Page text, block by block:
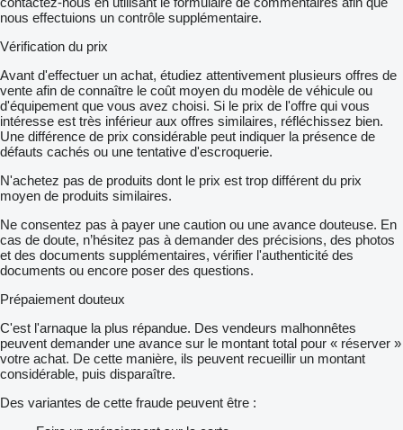
nous effectuions un contrôle supplémentaire.
Vérification du prix
Avant d'effectuer un achat, étudiez attentivement plusieurs offres de
vente afin de connaître le coût moyen du modèle de véhicule ou
d'équipement que vous avez choisi. Si le prix de l'offre qui vous
intéresse est très inférieur aux offres similaires, réfléchissez bien.
Une différence de prix considérable peut indiquer la présence de
défauts cachés ou une tentative d'escroquerie.
N'achetez pas de produits dont le prix est trop différent du prix
moyen de produits similaires.
Ne consentez pas à payer une caution ou une avance douteuse. En
cas de doute, n’hésitez pas à demander des précisions, des photos
et des documents supplémentaires, vérifier l'authenticité des
documents ou encore poser des questions.
Prépaiement douteux
C'est l'arnaque la plus répandue. Des vendeurs malhonnêtes
peuvent demander une avance sur le montant total pour « réserver »
votre achat. De cette manière, ils peuvent recueillir un montant
considérable, puis disparaître.
Des variantes de cette fraude peuvent être :